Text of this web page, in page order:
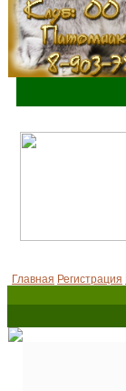
Главная Регистрация